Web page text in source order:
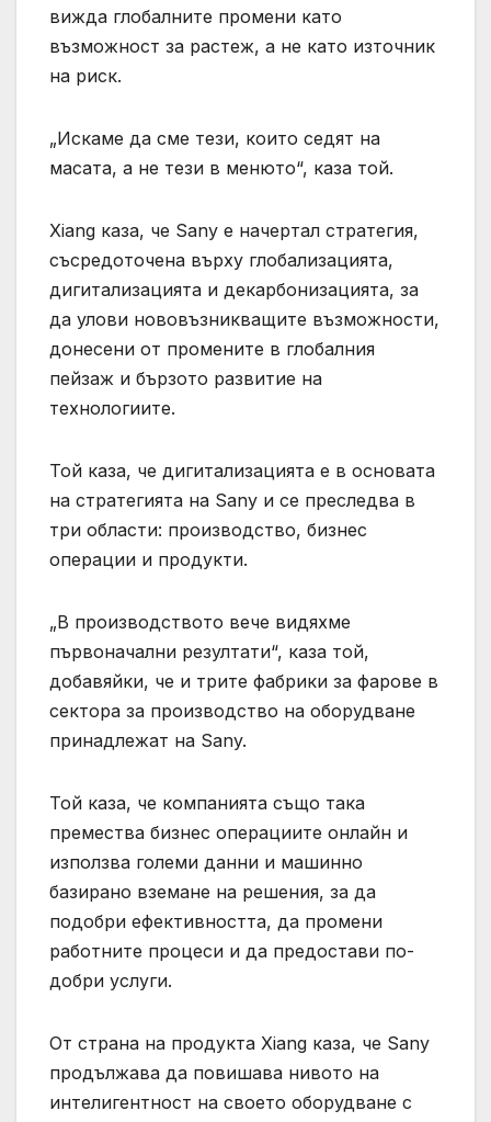
вижда глобалните промени като
възможност за растеж, а не като източник
на риск.
„Искаме да сме тези, които седят на
масата, а не тези в менюто“, каза той.
Xiang каза, че Sany е начертал стратегия,
съсредоточена върху глобализацията,
дигитализацията и декарбонизацията, за
да улови нововъзникващите възможности,
донесени от промените в глобалния
пейзаж и бързото развитие на
технологиите.
Той каза, че дигитализацията е в основата
на стратегията на Sany и се преследва в
три области: производство, бизнес
операции и продукти.
„В производството вече видяхме
първоначални резултати“, каза той,
добавяйки, че и трите фабрики за фарове в
сектора за производство на оборудване
принадлежат на Sany.
Той каза, че компанията също така
премества бизнес операциите онлайн и
използва големи данни и машинно
базирано вземане на решения, за да
подобри ефективността, да промени
работните процеси и да предостави по-
добри услуги.
От страна на продукта Xiang каза, че Sany
продължава да повишава нивото на
интелигентност на своето оборудване с